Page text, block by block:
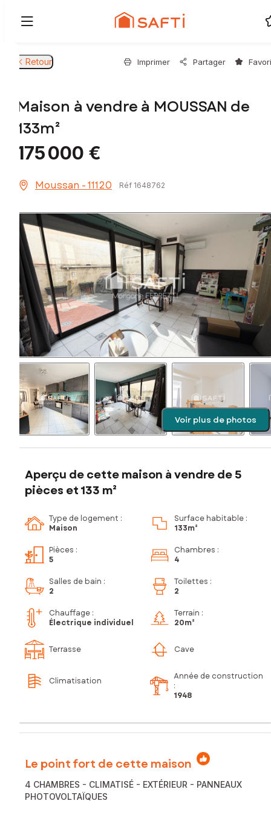
Retour Imprimer Partager
Maison à vendre à MOUSSAN de
133m²
175 000 €
Moussan - 11120 Réf 1648762
Voir plus de photos
Aperçu de cette maison à vendre de 5
pièces et 133 m²
Type de logement :
Maison
Surface habitable :
133m²
Pièces :
5
Chambres :
4
Salles de bain :
2
Toilettes :
2
Chauffage :
Électrique individuel
Terrain :
20m²
Terrasse Cave
Climatisation
Année de construction
:
1948
Le point fort de cette maison
4 CHAMBRES - CLIMATISÉ - EXTÉRIEUR - PANNEAUX
PHOTOVOLTAÏQUES